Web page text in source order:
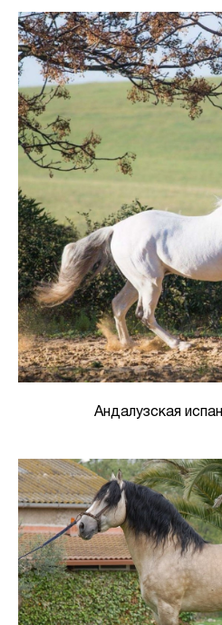
Андалузская